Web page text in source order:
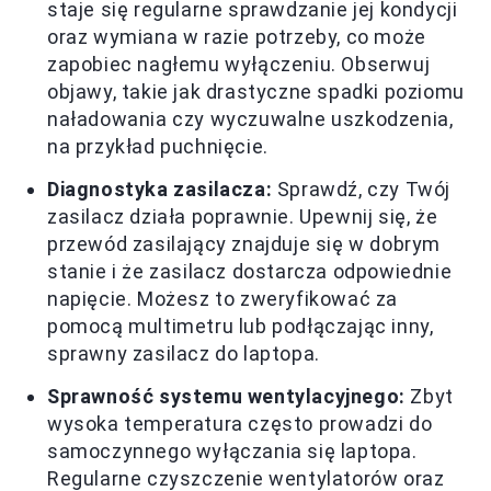
staje się regularne sprawdzanie jej kondycji
oraz wymiana w razie potrzeby, co może
zapobiec nagłemu wyłączeniu. Obserwuj
objawy, takie jak drastyczne spadki poziomu
naładowania czy wyczuwalne uszkodzenia,
na przykład puchnięcie.
Diagnostyka zasilacza: Sprawdź, czy Twój
zasilacz działa poprawnie. Upewnij się, że
przewód zasilający znajduje się w dobrym
stanie i że zasilacz dostarcza odpowiednie
napięcie. Możesz to zweryfikować za
pomocą multimetru lub podłączając inny,
sprawny zasilacz do laptopa.
Sprawność systemu wentylacyjnego: Zbyt
wysoka temperatura często prowadzi do
samoczynnego wyłączania się laptopa.
Regularne czyszczenie wentylatorów oraz